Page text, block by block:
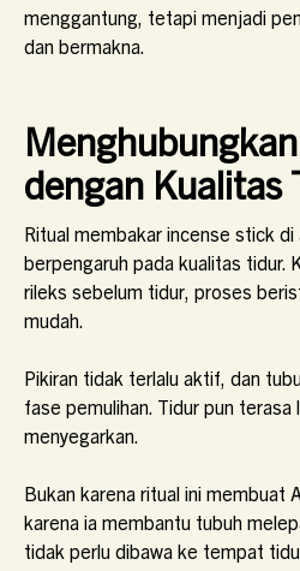
menggantung, tetapi menjadi
dan bermakna.
dengan Kualitas
Ritual membakar incense stick di
berpengaruh pada kualitas tidur.
rileks sebelum tidur, proses
mudah.
Pikiran tidak terlalu aktif, dan
fase pemulihan. Tidur pun terasa
menyegarkan.
Bukan karena ritual ini membuat
karena ia membantu tubuh
tidak perlu dibawa ke tempat